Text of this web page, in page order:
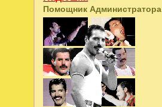
Помощник Администратора